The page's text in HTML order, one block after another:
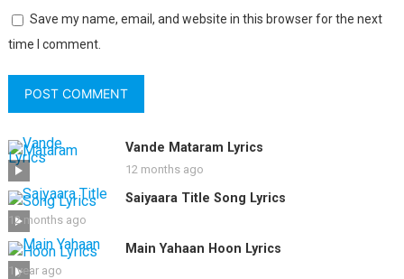
Save my name, email, and website in this browser for the next
time I comment.
Vande Mataram Lyrics
12 months ago
Saiyaara Title Song Lyrics
12 months ago
Main Yahaan Hoon Lyrics
1 year ago